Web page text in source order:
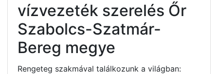
vízvezeték szerelés Őr
Szabolcs-Szatmár-
Bereg megye
Rengeteg szakmával találkozunk a világban: